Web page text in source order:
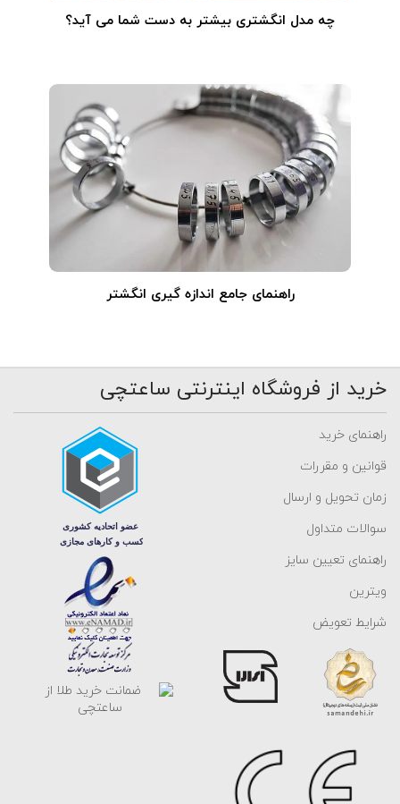
چه مدل انگشتری بیشتر به دست شما می آید؟
راهنمای جامع اندازه گیری انگشتر
خرید از فروشگاه اینترنتی ساعتچی
راهنمای خرید
قوانین و مقررات
زمان تحویل و ارسال
سوالات متداول
راهنمای تعیین سایز
ویترین
شرایط تعویض